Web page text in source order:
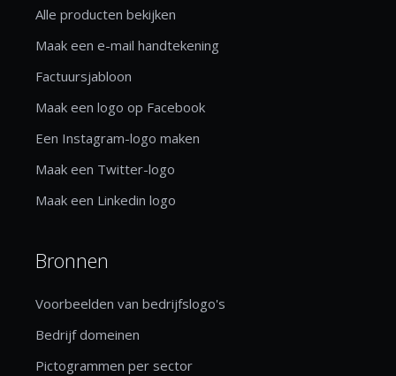
Alle producten bekijken
Maak een e-mail handtekening
Factuursjabloon
Maak een logo op Facebook
Een Instagram-logo maken
Maak een Twitter-logo
Maak een Linkedin logo
Bronnen
Voorbeelden van bedrijfslogo's
Bedrijf domeinen
Pictogrammen per sector